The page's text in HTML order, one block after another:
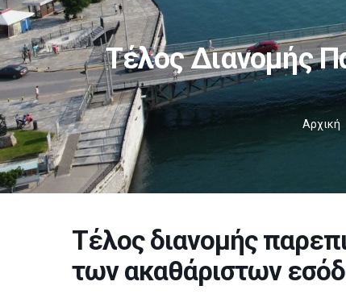
Τέλος Διανομής
Αρχική
Τέλος διανομής
των ακαθάριστων